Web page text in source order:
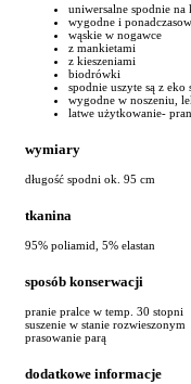
uniwersalne spodnie na
wygodne i
wąskie w nogawce
z mankietami
z kieszeniami
biodrówki
spodnie uszyte są z eko
wygodne w noszeniu,
latwe użytkowanie-
wymiary
długość spodni ok. 95 cm
tkanina
95% poliamid, 5% elastan
sposób konserwacji
pranie pralce w temp. 30 stopni
suszenie w stanie rozwieszonym
prasowanie parą
dodatkowe informacje